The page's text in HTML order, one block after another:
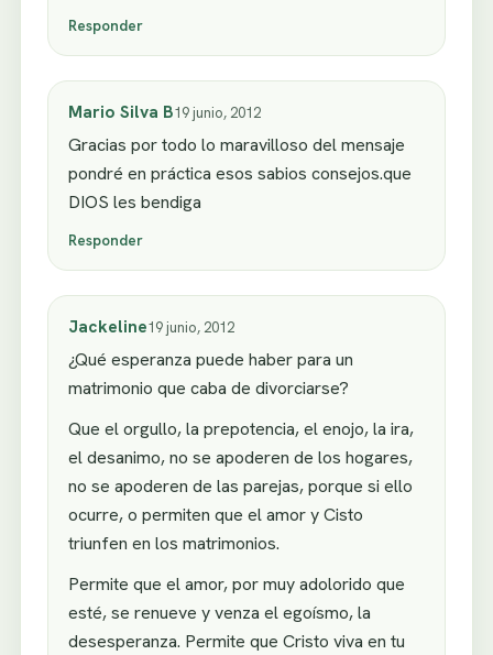
Responder
Mario Silva B19 junio, 2012
Gracias por todo lo maravilloso del mensaje
pondré en práctica esos sabios consejos.que
DIOS les bendiga
Responder
Jackeline19 junio, 2012
¿Qué esperanza puede haber para un
matrimonio que caba de divorciarse?
Que el orgullo, la prepotencia, el enojo, la ira,
el desanimo, no se apoderen de los hogares,
no se apoderen de las parejas, porque si ello
ocurre, o permiten que el amor y Cisto
triunfen en los matrimonios.
Permite que el amor, por muy adolorido que
esté, se renueve y venza el egoísmo, la
desesperanza. Permite que Cristo viva en tu